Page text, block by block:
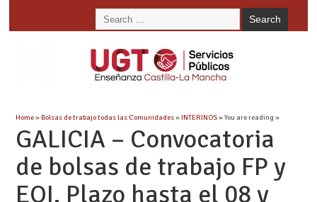
Home»Bolsas de trabajo todas las Comunidades»INTERINOS» You are reading »
GALICIA – Convocatoria
de bolsas de trabajo FP y
EOI. Plazo hasta el 08 y